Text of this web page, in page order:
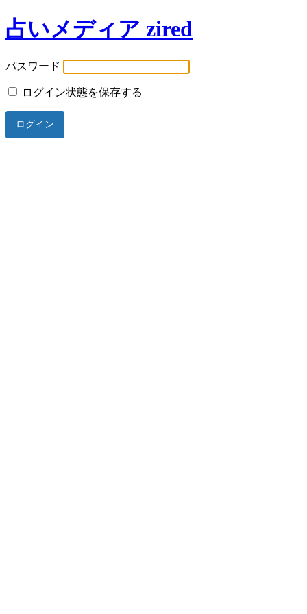
占いメディア zired
パスワード
ログイン状態を保存する